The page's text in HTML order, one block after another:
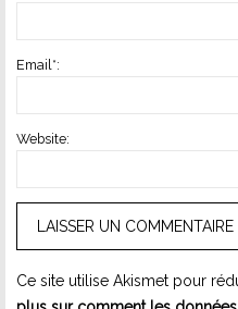
Email*:
Website:
Ce site utilise Akismet pour